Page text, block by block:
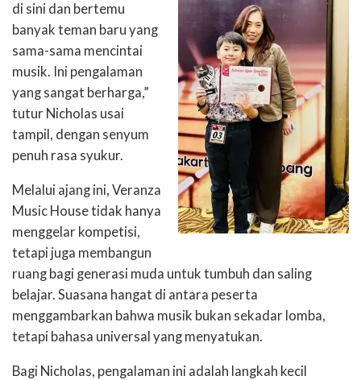
di sini dan bertemu
banyak teman baru yang
sama-sama mencintai
musik. Ini pengalaman
yang sangat berharga,”
tutur Nicholas usai
tampil, dengan senyum
penuh rasa syukur.
Melalui ajang ini, Veranza
Music House tidak hanya
menggelar kompetisi,
tetapi juga membangun
ruang bagi generasi muda untuk tumbuh dan saling
belajar. Suasana hangat di antara peserta
menggambarkan bahwa musik bukan sekadar lomba,
tetapi bahasa universal yang menyatukan.
Bagi Nicholas, pengalaman ini adalah langkah kecil